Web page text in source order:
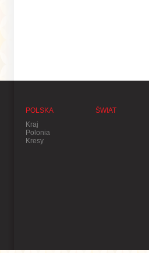
POLSKA
Kraj
Polonia
Kresy
ŚWIAT